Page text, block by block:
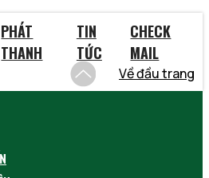
PHÁT
THANH
TIN
TỨC
CHECK
MAIL
Về đầu trang